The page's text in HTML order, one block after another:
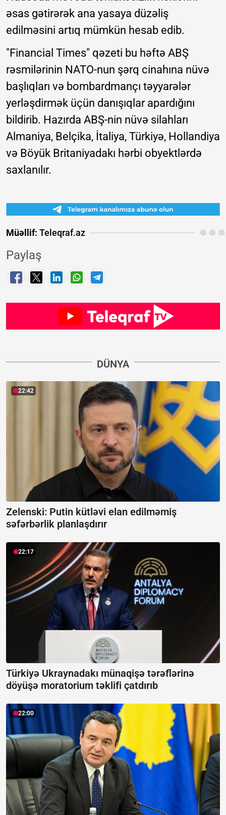
əsas gətirərək ana yasaya düzəliş
edilməsini artıq mümkün hesab edib.
"Financial Times" qəzeti bu həftə ABŞ
rəsmilərinin NATO-nun şərq cinahına nüvə
başlıqları və bombardmançı təyyarələr
yerləşdirmək üçün danışıqlar apardığını
bildirib. Hazırda ABŞ-nin nüvə silahları
Almaniya, Belçika, İtaliya, Türkiyə, Hollandiya
və Böyük Britaniyadakı hərbi obyektlərdə
saxlanılır.
Müəllif: Teleqraf.az
Paylaş
DÜNYA
22:42
Zelenski: Putin kütləvi elan edilməmiş
səfərbərlik planlaşdırır
22:17
Türkiyə Ukraynadakı münaqişə tərəflərinə
döyüşə moratorium təklifi çatdırıb
22:00